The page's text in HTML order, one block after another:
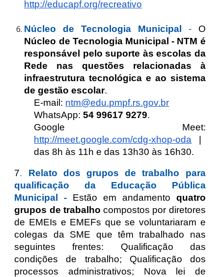
http://educapf.org/recreativo
Núcleo de Tecnologia Municipal -O
Núcleo de Tecnologia Municipal - NTM é
responsável pelo suporte às escolas da
Rede nas questões relacionadas à
infraestrutura tecnológica e ao sistema
de gestão escolar.
E-mail: ntm@edu.pmpf.rs.gov.br
WhatsApp:54 99617 9279.
Google Meet:
http://meet.google.com/cdg-xhop-oda
das 8h às 11h e das 13h30 às 16h30.
7. Relato dos grupos de trabalho para
qualificação da Educação Pública
Municipal - Estão em andamento quatro
grupos de trabalhocompostos por diretores
de EMEIs e EMEFs que se voluntariaram e
colegas da SME que têm trabalhado nas
seguintes frentes: Qualificação das
condições de trabalho; Qualificação dos
processos administrativos; Nova lei de